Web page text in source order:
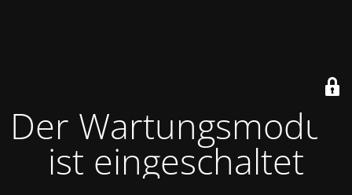
Der Wartungsmodus
ist eingeschaltet